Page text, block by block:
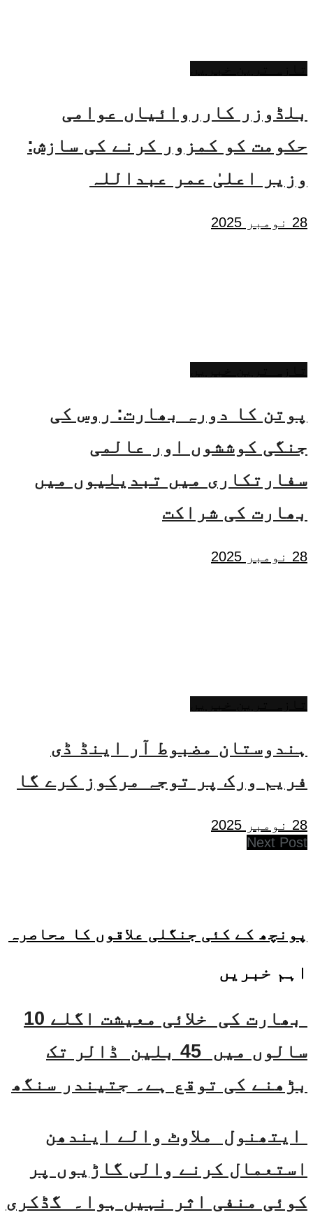
بلڈوزر کارروائیاں عوامی
حکومت کو کمزور کرنے کی سازش:
وزیر اعلیٰ عمر عبداللہ
28 نومبر 2025
پوتن کا دورہ بھارت: روس کی
جنگی کوششوں اور عالمی
سفارتکاری میں تبدیلیوں میں
بھارت کی شراکت
28 نومبر 2025
ہندوستان مضبوط آر اینڈ ڈی
فریم ورک پر توجہ مرکوز کرے گا
28 نومبر 2025
Next Post
پونچھ کے کئی جنگلی علاقوں کا محاصرہ
اہم خبریں
بھارت کی خلائی معیشت اگلے 10
سالوں میں 45 بلین ڈالر تک
بڑھنے کی توقع ہے۔ جتیندر سنگھ
ایتھنول ملاوٹ والے ایندھن
استعمال کرنے والی گاڑیوں پر
کوئی منفی اثر نہیں ہوا۔ گڈکری